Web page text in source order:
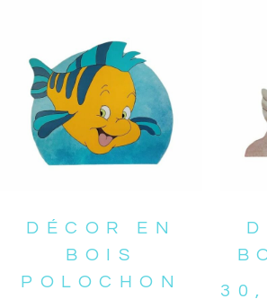
DÉCOR EN
BOIS
POLOCHON